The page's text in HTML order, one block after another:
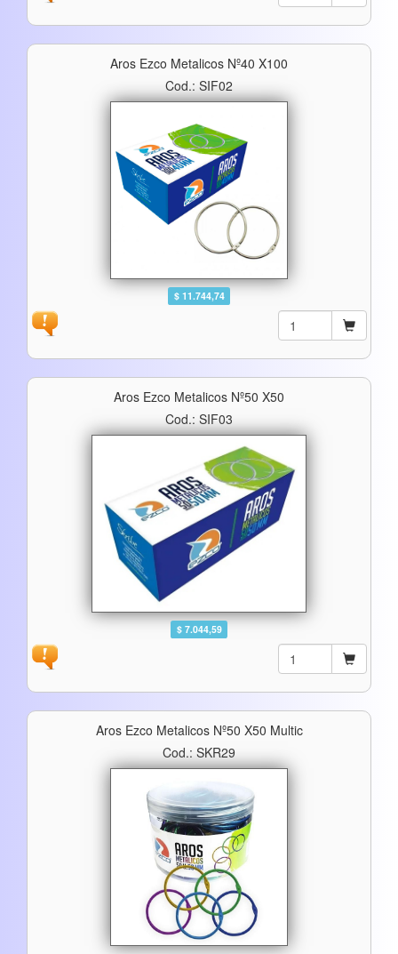
Aros Ezco Metalicos Nº40 X100
Cod.: SIF02
$ 11.744,74
Aros Ezco Metalicos Nº50 X50
Cod.: SIF03
$ 7.044,59
Aros Ezco Metalicos Nº50 X50 Multic
Cod.: SKR29